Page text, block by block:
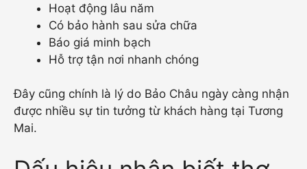
Hoạt động lâu năm
Có bảo hành sau sửa chữa
Báo giá minh bạch
Hỗ trợ tận nơi nhanh chóng
Đây cũng chính là lý do Bảo Châu ngày càng nhận
được nhiều sự tin tưởng từ khách hàng tại Tương
Mai.